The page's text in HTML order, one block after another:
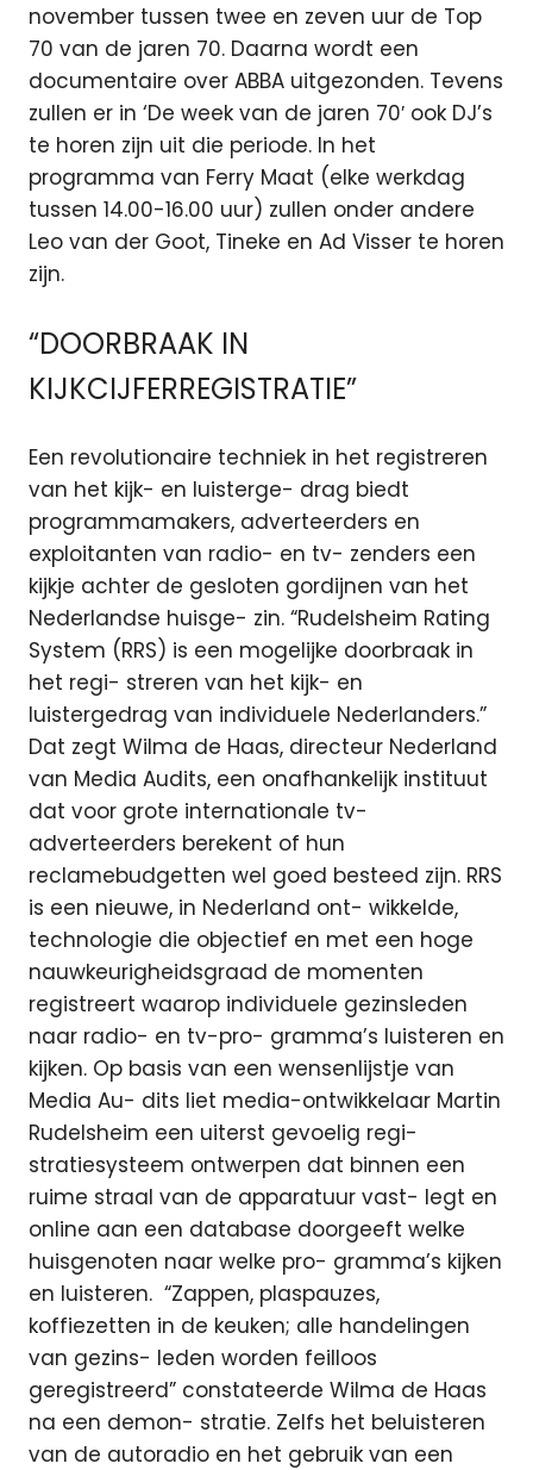
november tussen twee en zeven uur de Top
70 van de jaren 70. Daarna wordt een
documentaire over ABBA uitgezonden. Tevens
zullen er in ‘De week van de jaren 70′ ook DJ’s
te horen zijn uit die periode. In het
programma van Ferry Maat (elke werkdag
tussen 14.00-16.00 uur) zullen onder andere
Leo van der Goot, Tineke en Ad Visser te horen
zijn.
“DOORBRAAK IN
KIJKCIJFERREGISTRATIE”
Een revolutionaire techniek in het registreren
van het kijk- en luisterge- drag biedt
programmamakers, adverteerders en
exploitanten van radio- en tv- zenders een
kijkje achter de gesloten gordijnen van het
Nederlandse huisge- zin. “Rudelsheim Rating
System (RRS) is een mogelijke doorbraak in
het regi- streren van het kijk- en
luistergedrag van individuele Nederlanders.”
Dat zegt Wilma de Haas, directeur Nederland
van Media Audits, een onafhankelijk instituut
dat voor grote internationale tv-
adverteerders berekent of hun
reclamebudgetten wel goed besteed zijn. RRS
is een nieuwe, in Nederland ont- wikkelde,
technologie die objectief en met een hoge
nauwkeurigheidsgraad de momenten
registreert waarop individuele gezinsleden
naar radio- en tv-pro- gramma’s luisteren en
kijken. Op basis van een wensenlijstje van
Media Au- dits liet media-ontwikkelaar Martin
Rudelsheim een uiterst gevoelig regi-
stratiesysteem ontwerpen dat binnen een
ruime straal van de apparatuur vast- legt en
online aan een database doorgeeft welke
huisgenoten naar welke pro- gramma’s kijken
en luisteren. “Zappen, plaspauzes,
koffiezetten in de keuken; alle handelingen
van gezins- leden worden feilloos
geregistreerd” constateerde Wilma de Haas
na een demon- stratie. Zelfs het beluisteren
van de autoradio en het gebruik van een